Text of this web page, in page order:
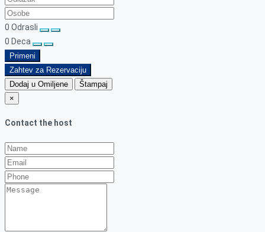
0 Odrasli
0 Deca
Primeni
Zahtev za Rezervaciju
Dodaj u Omiljene
Štampaj
×
Contact the host